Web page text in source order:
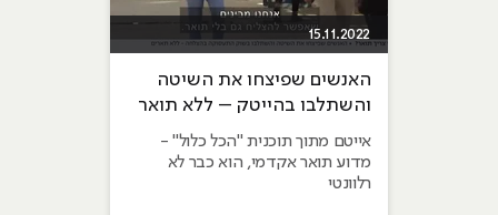
15.11.2022
האנשים שפיצחו את השיטה
והשתלבו בהייטק – ללא תואר
אייטם מתוך תוכנית "הכל כלול" -
מדוע תואר אקדמי, הוא כבר לא
רלוונטי